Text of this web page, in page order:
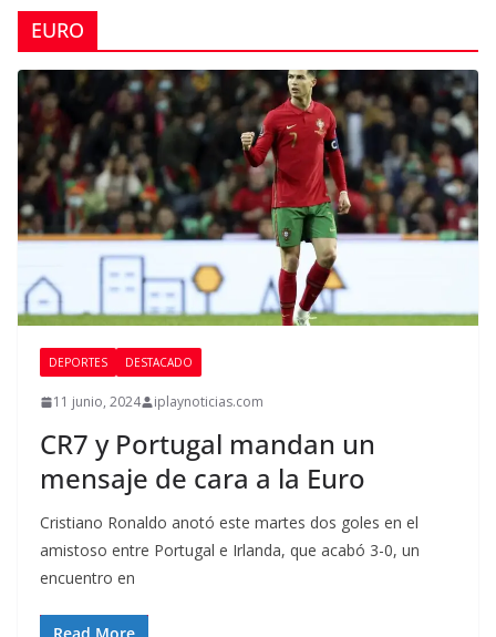
EURO
DEPORTES DESTACADO
11 junio, 2024 iplaynoticias.com
CR7 y Portugal mandan un
mensaje de cara a la Euro
Cristiano Ronaldo anotó este martes dos goles en el
amistoso entre Portugal e Irlanda, que acabó 3-0, un
encuentro en